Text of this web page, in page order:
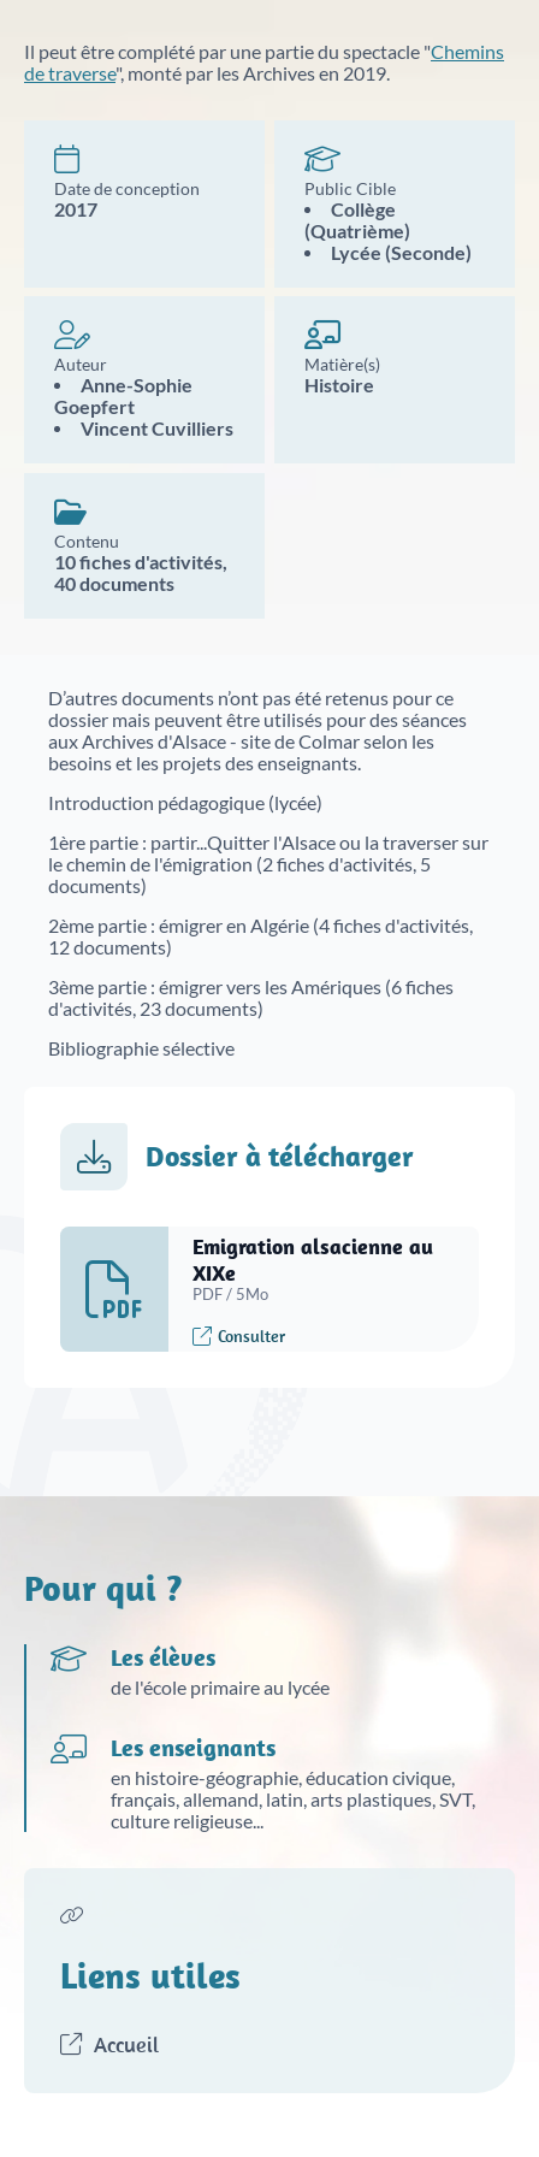
En savoir plus sur nos rencontres ouvertes à tous
pour mieux comprendre des événements marquants.
Il peut être complété par une partie du spectacle "Chemins
de traverse", monté par les Archives en 2019.
Date de conception
2017
Public Cible
Collège
(Quatrième)
Lycée (Seconde)
Auteur
Anne-Sophie
Goepfert
Vincent Cuvilliers
Matière(s)
Histoire
Contenu
10 fiches d'activités,
40 documents
D’autres documents n’ont pas été retenus pour ce
dossier mais peuvent être utilisés pour des séances
aux Archives d'Alsace - site de Colmar selon les
besoins et les projets des enseignants.
Introduction pédagogique (lycée)
1ère partie : partir...Quitter l'Alsace ou la traverser sur
le chemin de l'émigration (2 fiches d'activités, 5
documents)
2ème partie : émigrer en Algérie (4 fiches d'activités,
12 documents)
3ème partie : émigrer vers les Amériques (6 fiches
d'activités, 23 documents)
Bibliographie sélective
Dossier à télécharger
Emigration alsacienne au
XIXe
PDF / 5Mo
Consulter
Pour qui ?
Les élèves
de l'école primaire au lycée
Les enseignants
en histoire-géographie, éducation civique,
français, allemand, latin, arts plastiques, SVT,
culture religieuse...
Liens utiles
Accueil
Aide à la recherche
Afin de vous aider dans vos recherches historiques,
administratives ou généalogiques, nous vous
Famille et généalogie
Evénements historiques, conflits et soldats
Justice Sites et bâtiments